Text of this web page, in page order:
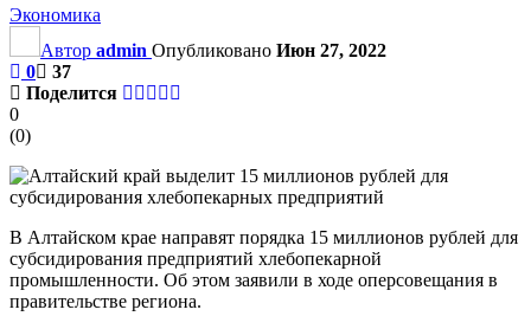
Экономика
Автор admin Опубликовано Июн 27, 2022
0
37
Поделится
0
(0)
В Алтайском крае направят порядка 15 миллионов рублей для
субсидирования предприятий хлебопекарной
промышленности. Об этом заявили в ходе оперсовещания в
правительстве региона.